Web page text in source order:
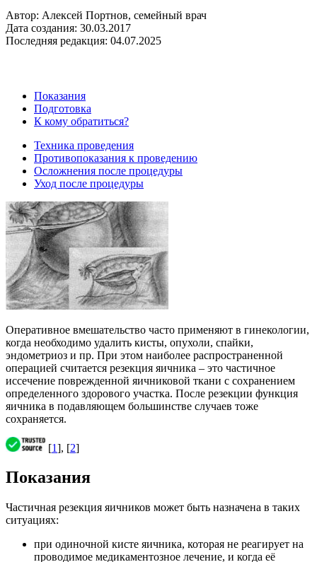
Автор: Алексей Портнов, семейный врач
Дата создания: 30.03.2017
Последняя редакция: 04.07.2025
Показания
Подготовка
К кому обратиться?
Техника проведения
Противопоказания к проведению
Осложнения после процедуры
Уход после процедуры
Оперативное вмешательство часто применяют в гинекологии,
когда необходимо удалить кисты, опухоли, спайки,
эндометриоз и пр. При этом наиболее распространенной
операцией считается резекция яичника – это частичное
иссечение поврежденной яичниковой ткани с сохранением
определенного здорового участка. После резекции функция
яичника в подавляющем большинстве случаев тоже
сохраняется.
[1], [2]
Показания
Частичная резекция яичников может быть назначена в таких
ситуациях:
при одиночной кисте яичника, которая не реагирует на
проводимое медикаментозное лечение, и когда её